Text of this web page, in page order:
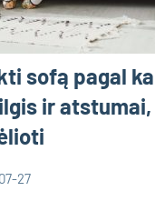
sofą pagal
ir
27